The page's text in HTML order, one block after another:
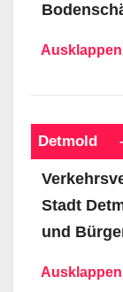
Detmold
Stadt
und